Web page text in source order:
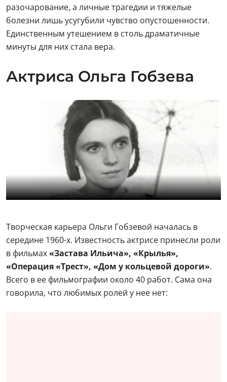
разочарование, а личные трагедии и тяжелые
болезни лишь усугубили чувство опустошенности.
Единственным утешением в столь драматичные
минуты для них стала вера.
Актриса Ольга Гобзева
Творческая карьера Ольги Гобзевой началась в
середине 1960-х. Известность актрисе принесли роли
в фильмах«Застава Ильича», «Крылья»,
«Операция «Трест», «Дом у кольцевой дороги».
Всего в ее фильмографии около 40 работ. Сама она
говорила, что любимых ролей у нее нет: